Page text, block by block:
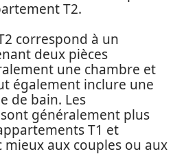
T2.
correspond à un
deux pièces
une chambre et
également inclure une
de bain. Les
généralement plus
T1 et
aux couples ou aux